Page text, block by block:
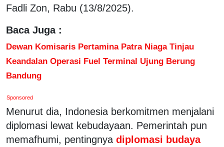
Fadli Zon, Rabu (13/8/2025).
Baca Juga :
Dewan Komisaris Pertamina Patra Niaga Tinjau
Keandalan Operasi Fuel Terminal Ujung Berung
Bandung
Sponsored
Menurut dia, Indonesia berkomitmen menjalani
diplomasi lewat kebudayaan. Pemerintah pun
memafhumi, pentingnya diplomasi budaya